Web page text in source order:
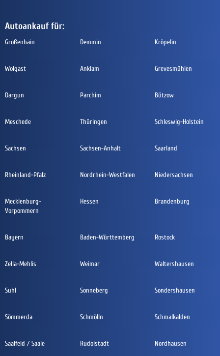
Autoankauf für:
Großenhain Demmin Kröpelin
Wolgast Anklam Grevesmühlen
Dargun Parchim Bützow
Meschede Thüringen Schleswig-Holstein
Sachsen Sachsen-Anhalt Saarland
Rheinland-Pfalz Nordrhein-Westfalen Niedersachsen
Mecklenburg-
Vorpommern
Hessen Brandenburg
Bayern Baden-Württemberg Rostock
Zella-Mehlis Weimar Waltershausen
Suhl Sonneberg Sondershausen
Sömmerda Schmölln Schmalkalden
Saalfeld / Saale Rudolstadt Nordhausen